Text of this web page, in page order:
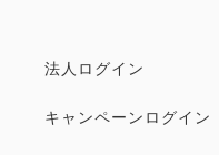
法人ログイン
キャンペーンログイン